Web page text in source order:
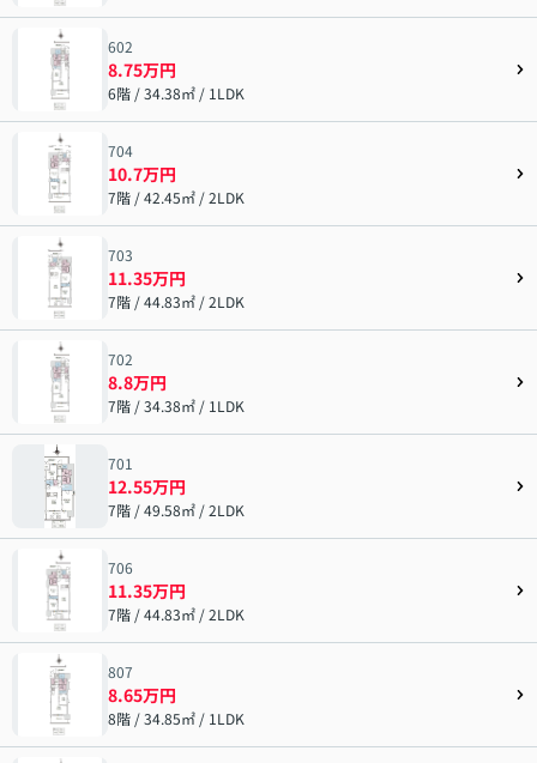
602
8.75万円
6階 / 34.38㎡ / 1LDK
704
10.7万円
7階 / 42.45㎡ / 2LDK
703
11.35万円
7階 / 44.83㎡ / 2LDK
702
8.8万円
7階 / 34.38㎡ / 1LDK
701
12.55万円
7階 / 49.58㎡ / 2LDK
706
11.35万円
7階 / 44.83㎡ / 2LDK
807
8.65万円
8階 / 34.85㎡ / 1LDK